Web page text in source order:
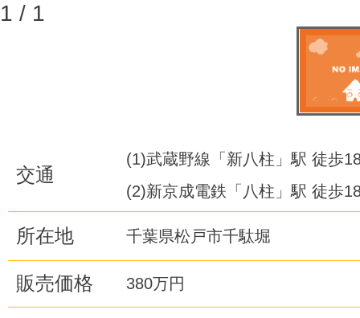
1 / 1
交通
(1)武蔵野線「新八柱」駅 徒歩
(2)新京成電鉄「八柱」駅 徒歩
所在地 千葉県松戸市千駄堀
販売価格 380万円